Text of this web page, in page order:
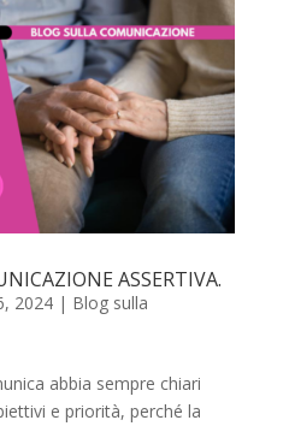
ASSERTIVA.
2024| Blog sulla
abbia sempre chiari
e priorità, perché la